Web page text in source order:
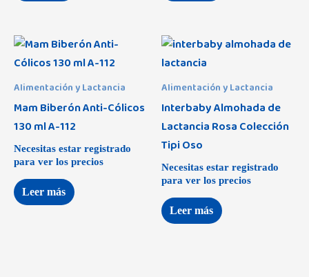
Alimentación y Lactancia
Mam Biberón Anti-Cólicos
130 ml A-112
Necesitas estar registrado
para ver los precios
Leer más
Alimentación y Lactancia
Interbaby Almohada de
Lactancia Rosa Colección
Tipi Oso
Necesitas estar registrado
para ver los precios
Leer más